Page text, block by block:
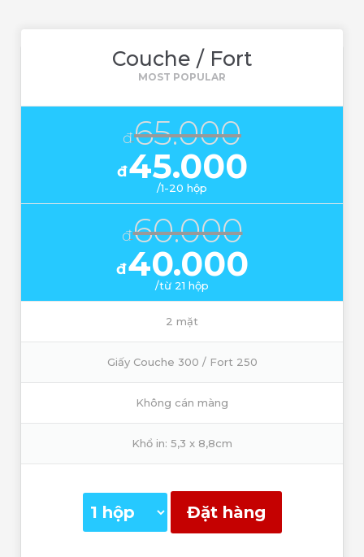
Couche / Fort
đ65.000
đ45.000
/1-20 hộp
đ60.000
đ40.000
/từ 21 hộp
2 mặt
Giấy Couche 300 / Fort 250
Không cán màng
Khổ in: 5,3 x 8,8cm
Đặt hàng